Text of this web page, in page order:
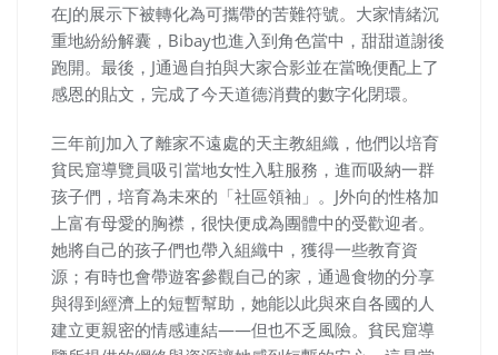
在J的展示下被轉化為可攜帶的苦難符號。大家情緒沉
重地紛紛解囊，Bibay也進入到角色當中，甜甜道謝後
跑開。最後，J通過自拍與大家合影並在當晚便配上了
感恩的貼文，完成了今天道德消費的數字化閉環。
三年前J加入了離家不遠處的天主教組織，他們以培育
貧民窟導覽員吸引當地女性入駐服務，進而吸納一群
孩子們，培育為未來的「社區領袖」。J外向的性格加
上富有母愛的胸襟，很快便成為團體中的受歡迎者。
她將自己的孩子們也帶入組織中，獲得一些教育資
源；有時也會帶遊客參觀自己的家，通過食物的分享
與得到經濟上的短暫幫助，她能以此與來自各國的人
建立更親密的情感連結——但也不乏風險。貧民窟導